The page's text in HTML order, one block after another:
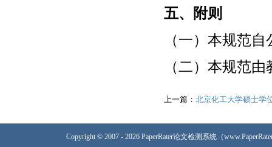
五、附则
（一）本规范
（二）本规范
上一篇： 北京化工大学硕士学
Copyright © 2007 - 2026 PaperRater论文检测系统（